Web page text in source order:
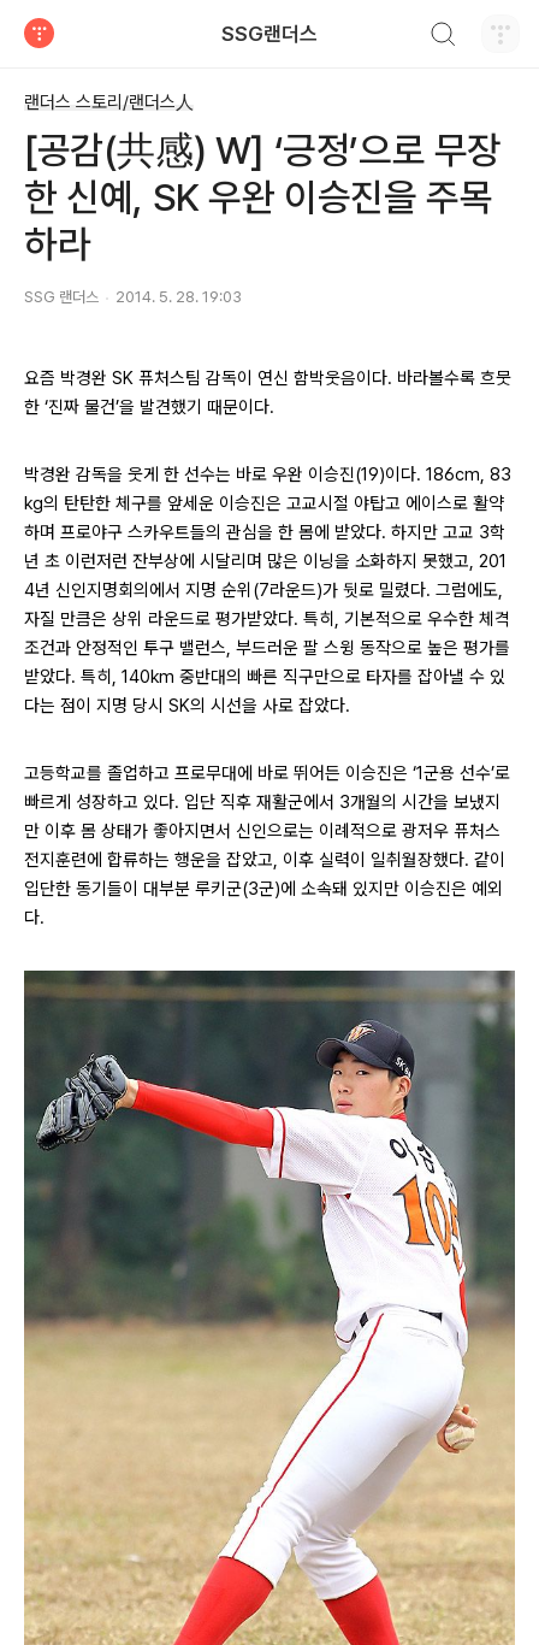
SSG랜더스
랜더스 스토리/랜더스人
[공감(共感) W] ‘긍정’으로 무장
한 신예, SK 우완 이승진을 주목
하라
SSG 랜더스 2014. 5. 28. 19:03
요즘 박경완 SK 퓨처스팀 감독이 연신 함박웃음이다. 바라볼수록 흐뭇
한 ‘진짜 물건’을 발견했기 때문이다.
박경완 감독을 웃게 한 선수는 바로 우완 이승진(19)이다. 186cm, 83
kg의 탄탄한 체구를 앞세운 이승진은 고교시절 야탑고 에이스로 활약
하며 프로야구 스카우트들의 관심을 한 몸에 받았다. 하지만 고교 3학
년 초 이런저런 잔부상에 시달리며 많은 이닝을 소화하지 못했고, 201
4년 신인지명회의에서 지명 순위(7라운드)가 뒷로 밀렸다. 그럼에도,
자질 만큼은 상위 라운드로 평가받았다. 특히, 기본적으로 우수한 체격
조건과 안정적인 투구 밸런스, 부드러운 팔 스윙 동작으로 높은 평가를
받았다. 특히, 140km 중반대의 빠른 직구만으로 타자를 잡아낼 수 있
다는 점이 지명 당시 SK의 시선을 사로 잡았다.
고등학교를 졸업하고 프로무대에 바로 뛰어든 이승진은 ‘1군용 선수’로
빠르게 성장하고 있다. 입단 직후 재활군에서 3개월의 시간을 보냈지
만 이후 몸 상태가 좋아지면서 신인으로는 이례적으로 광저우 퓨처스
전지훈련에 합류하는 행운을 잡았고, 이후 실력이 일취월장했다. 같이
입단한 동기들이 대부분 루키군(3군)에 소속돼 있지만 이승진은 예외
다.